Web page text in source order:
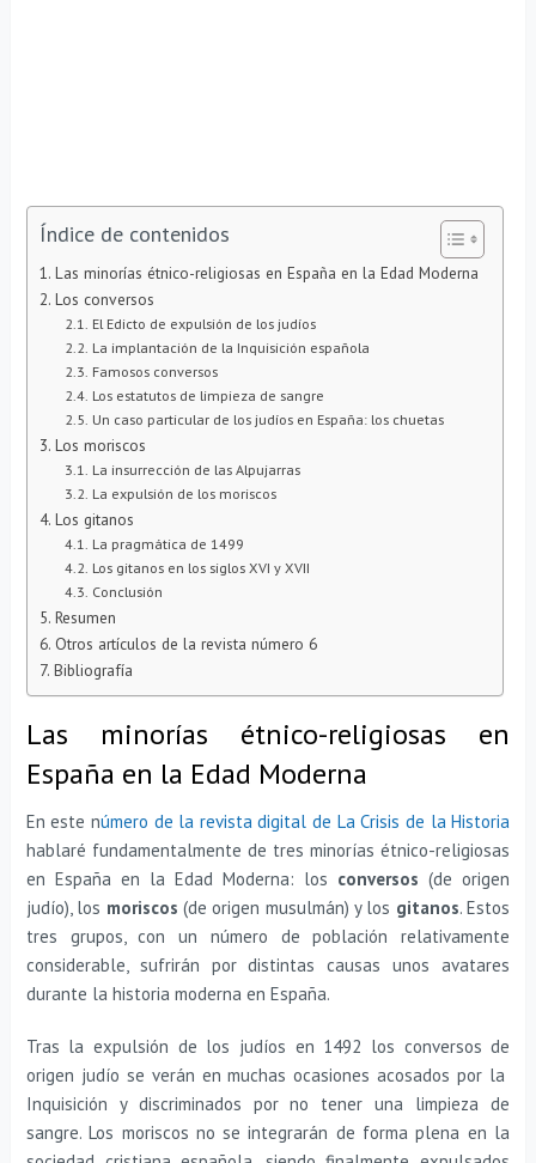
Índice de contenidos
Las minorías étnico-religiosas en España en la Edad Moderna
Los conversos
El Edicto de expulsión de los judíos
La implantación de la Inquisición española
Famosos conversos
Los estatutos de limpieza de sangre
Un caso particular de los judíos en España: los chuetas
Los moriscos
La insurrección de las Alpujarras
La expulsión de los moriscos
Los gitanos
La pragmática de 1499
Los gitanos en los siglos XVI y XVII
Conclusión
Resumen
Otros artículos de la revista número 6
Bibliografía
Las minorías étnico-religiosas en
España en la Edad Moderna
En este número de la revista digital de La Crisis de la Historia
hablaré fundamentalmente de tres minorías étnico-religiosas
en España en la Edad Moderna: los conversos (de origen
judío), los moriscos (de origen musulmán) y los gitanos. Estos
tres grupos, con un número de población relativamente
considerable, sufrirán por distintas causas unos avatares
durante la historia moderna en España.
Tras la expulsión de los judíos en 1492 los conversos de
origen judío se verán en muchas ocasiones acosados por la
Inquisición y discriminados por no tener una limpieza de
sangre. Los moriscos no se integrarán de forma plena en la